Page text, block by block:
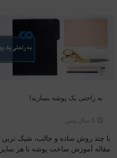
به راحتی یک پوشه بسازید!
6 سال پیش
با چند روش ساده و جالب، شیک ترین
مقاله آموزش ساخت پوشه با هر